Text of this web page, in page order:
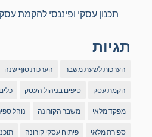
תכנון עסקי ופיננסי להקמת עסק
תגיות
הערכות לשעת משבר הערכות סוף שנה
הקמת עסק טיפים בניהול העסק
מפקד מלאי משבר הקורונה נוהל
ספירת מלאי פיתוח עסקי קורונה